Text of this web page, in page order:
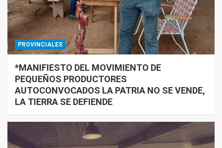
PROVINCIALES
*MANIFIESTO DEL MOVIMIENTO DE
PEQUEÑOS PRODUCTORES
AUTOCONVOCADOS LA PATRIA NO SE VENDE,
LA TIERRA SE DEFIENDE